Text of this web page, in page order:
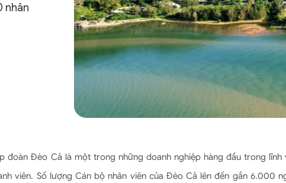
nhân
đoàn Đèo Cả là một trong những doanh nghiệp hàng đầu trong
viên. Số lượng Cán bộ nhân viên của Đèo Cả lên đến gần 6.000